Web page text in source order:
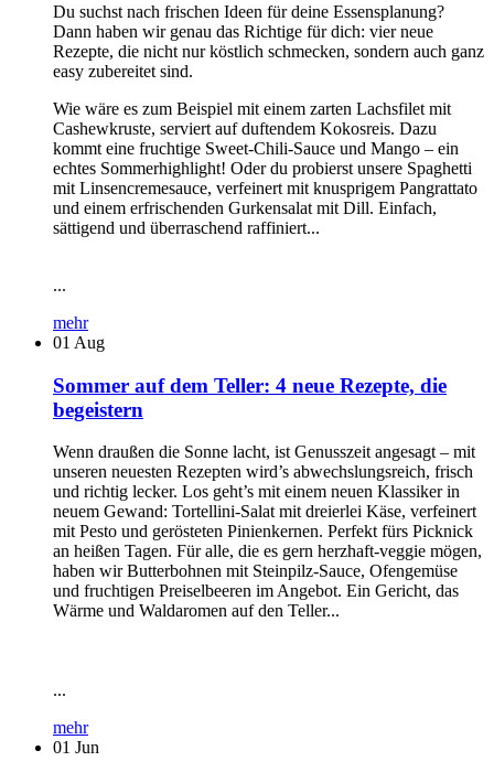
Du suchst nach frischen Ideen für deine Essensplanung?
Dann haben wir genau das Richtige für dich: vier neue
Rezepte, die nicht nur köstlich schmecken, sondern auch ganz
easy zubereitet sind.
Wie wäre es zum Beispiel mit einem zarten Lachsfilet mit
Cashewkruste, serviert auf duftendem Kokosreis. Dazu
kommt eine fruchtige Sweet-Chili-Sauce und Mango – ein
echtes Sommerhighlight! Oder du probierst unsere Spaghetti
mit Linsencremesauce, verfeinert mit knusprigem Pangrattato
und einem erfrischenden Gurkensalat mit Dill. Einfach,
sättigend und überraschend raffiniert...
...
mehr
01 Aug
Sommer auf dem Teller: 4 neue Rezepte, die
begeistern
Wenn draußen die Sonne lacht, ist Genusszeit angesagt – mit
unseren neuesten Rezepten wird’s abwechslungsreich, frisch
und richtig lecker. Los geht’s mit einem neuen Klassiker in
neuem Gewand: Tortellini-Salat mit dreierlei Käse, verfeinert
mit Pesto und gerösteten Pinienkernen. Perfekt fürs Picknick
an heißen Tagen. Für alle, die es gern herzhaft-veggie mögen,
haben wir Butterbohnen mit Steinpilz-Sauce, Ofengemüse
und fruchtigen Preiselbeeren im Angebot. Ein Gericht, das
Wärme und Waldaromen auf den Teller...
...
mehr
01 Jun